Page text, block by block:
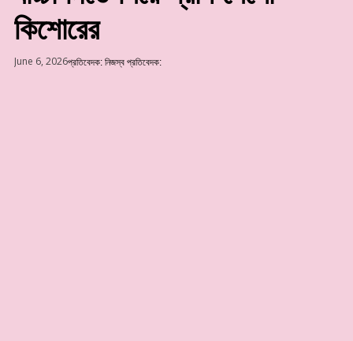
কিশোরের
June 6, 2026প্রতিবেদক: নিজস্ব প্রতিবেদক: